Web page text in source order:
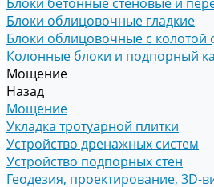
Блоки облицовочные гладкие
Блоки облицовочные с колотой
Колонные блоки и подпорный
Мощение
Назад
Мощение
Укладка тротуарной плитки
Устройство дренажных систем
Устройство подпорных стен
Геодезия, проектирование, 3D-